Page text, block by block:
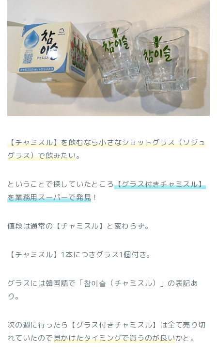
【チャミスル】を飲むなら小さなショットグラス（ソジュ
グラス）で飲みたい。
ということで探していたところ【グラス付きチャミスル】
を業務用スーパーで発見 ！
値段は通常の【チャミスル】と変わらず。
【チャミスル】1本につきグラス1個付き。
グラスには韓国語で「참이슬（チャミスル）」の表記あ
り。
次の週に行ったら【グラス付きチャミスル】は全て売り切
れていたので見かけたタイミングで買うのが良いかと。